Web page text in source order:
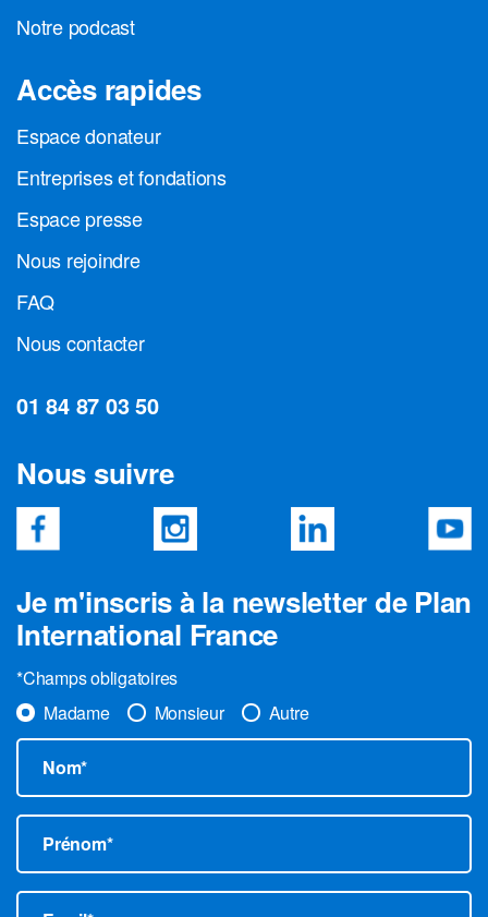
Notre podcast
Accès rapides
Espace donateur
Entreprises et fondations
Espace presse
Nous rejoindre
FAQ
Nous contacter
01 84 87 03 50
Nous suivre
Je m'inscris à la newsletter de Plan
International France
*Champs obligatoires
Madame
Monsieur Autre
Nom*
Prénom*